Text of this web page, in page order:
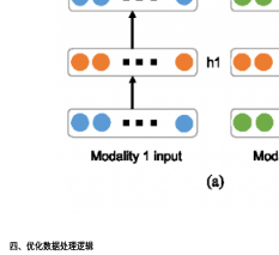
四、优化数据处理逻辑